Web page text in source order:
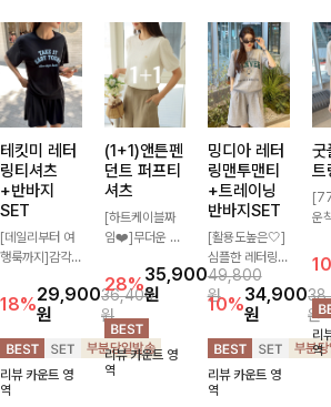
테킷미 레터
링티셔츠
+반바지
SET
[데일리부터 여
행룩까지]감각
셔츠와 플레어
핏 반바지가 함
께 구성된 세트
아이템으로, 편
안하면서도 캐주
얼한 꾸안꾸룩을
18%29,900
원
36,400
원
리뷰 카운트 영
역
(1+1)앤튼펜
던트 퍼프티
셔츠
[하트케이블짜
임❤️]무더운 여
낭만같은 티셔츠
소재감에서 주는
포인트와 금장으
로 고급스러움도
놓치지 말아요♥
28%35,900
원
49,800
원
리뷰 카운트 영
역
밍디아 레터
링맨투맨티
+트레이닝
반바지SET
[활용도높은🤍]
심플한 레터링
포인트의 반팔
티셔츠와 여유롭
게 떨어지는 반
바지 조합으로
꾸안꾸 무드 제
대로 살려주는
트레이닝 세트
10%34,900
원
원
리뷰 카운트 영
역
굿
트
운
럴
린
되
도
타
리
리
역